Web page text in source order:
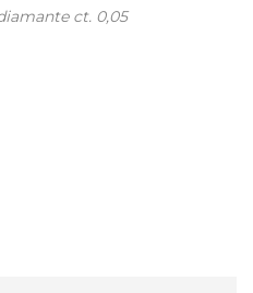
ct. 0,05